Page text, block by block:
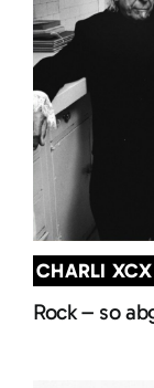
CHARLI XCX
Rock – so